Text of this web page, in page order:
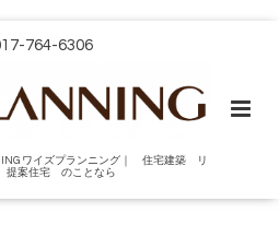
764-6306
ワイズプランニング｜ 住宅建築 リ
提案住宅 のことなら